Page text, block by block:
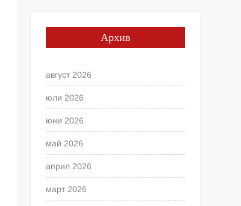
Архив
август 2026
юли 2026
юни 2026
май 2026
април 2026
март 2026